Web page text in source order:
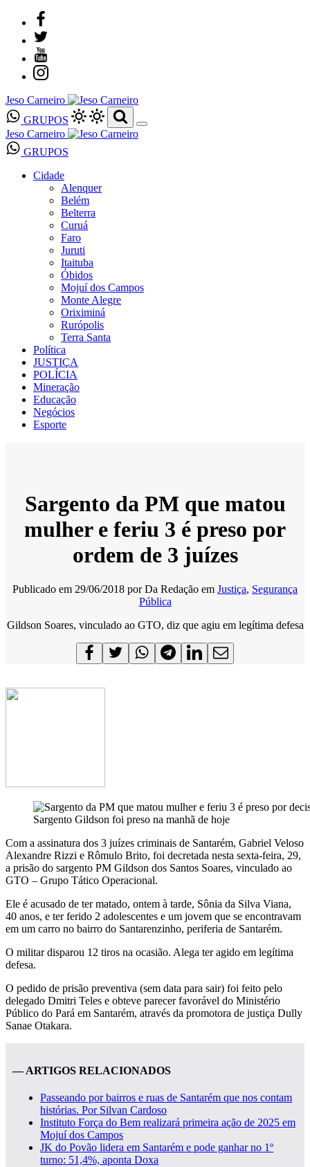
Jeso Carneiro
GRUPOS
Jeso Carneiro
GRUPOS
Cidade
Alenquer
Belém
Belterra
Curuá
Faro
Juruti
Itaituba
Óbidos
Mojuí dos Campos
Monte Alegre
Oriximiná
Rurópolis
Terra Santa
Política
JUSTIÇA
POLÍCIA
Mineração
Educação
Negócios
Esporte
Sargento da PM que matou
mulher e feriu 3 é preso por
ordem de 3 juízes
Publicado em 29/06/2018 porDa Redação em Justiça, Segurança
Pública
Gildson Soares, vinculado ao GTO, diz que agiu em legítima defesa
Sargento Gildson foi preso na manhã de hoje
Com a assinatura dos 3 juízes criminais de Santarém, Gabriel Veloso
Alexandre Rizzi e Rômulo Brito, foi decretada nesta sexta-feira, 29,
a prisão do sargento PM Gildson dos Santos Soares, vinculado ao
GTO – Grupo Tático Operacional.
Ele é acusado de ter matado, ontem à tarde, Sônia da Silva Viana,
40 anos, e ter ferido 2 adolescentes e um jovem que se encontravam
em um carro no bairro do Santarenzinho, periferia de Santarém.
O militar disparou 12 tiros na ocasião. Alega ter agido em legítima
defesa.
O pedido de prisão preventiva (sem data para sair) foi feito pelo
delegado Dmitri Teles e obteve parecer favorável do Ministério
Público do Pará em Santarém, através da promotora de justiça Dully
Sanae Otakara.
— ARTIGOS RELACIONADOS
Passeando por bairros e ruas de Santarém que nos contam
histórias. Por Silvan Cardoso
Instituto Força do Bem realizará primeira ação de 2025 em
Mojuí dos Campos
JK do Povão lidera em Santarém e pode ganhar no 1º
turno: 51,4%, aponta Doxa